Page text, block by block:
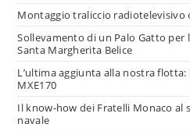
Montaggio traliccio radiotelevisivo
Sollevamento di un Palo Gatto per
Santa Margherita Belice
L’ultima aggiunta alla nostra
MXE170
Il know-how dei Fratelli Monaco al
navale